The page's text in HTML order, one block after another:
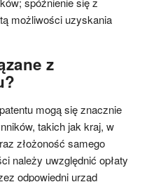
możliwości uzyskania
z
mogą się znacznie
takich jak kraj, w
złożoność samego
należy uwzględnić opłaty
odpowiedni urząd